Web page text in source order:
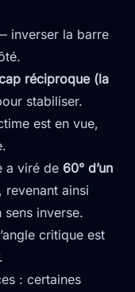
inverser la barre
réciproque (la
stabiliser.
est en vue,
a viré de 60° d’un
revenant ainsi
inverse.
critique est
: certaines